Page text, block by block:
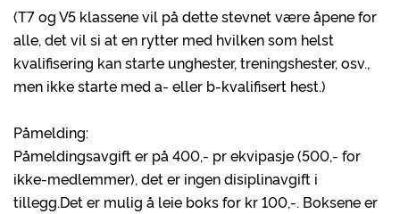
(T7 og V5 klassene vil på dette stevnet være åpene for
alle, det vil si at en rytter med hvilken som helst
kvalifisering kan starte unghester, treningshester, osv.,
men ikke starte med a- eller b-kvalifisert hest.)
Påmelding:
Påmeldingsavgift er på 400,- pr ekvipasje (500,- for
ikke-medlemmer), det er ingen disiplinavgift i
tillegg.Det er mulig å leie boks for kr 100,-. Boksene er